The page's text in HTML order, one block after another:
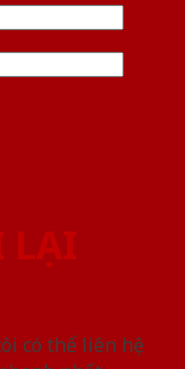
LẠI
có thể liên hệ